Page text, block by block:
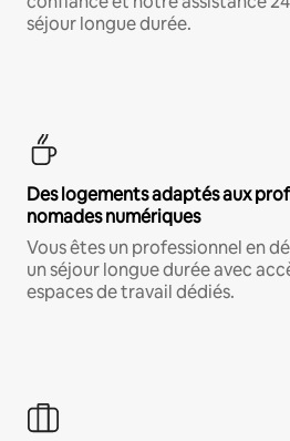
séjour longue durée.
Des logements adaptés aux
nomades numériques
Vous êtes un professionnel en
un séjour longue durée avec
espaces de travail dédiés.